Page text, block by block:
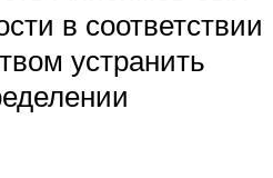
в соответствии
устранить